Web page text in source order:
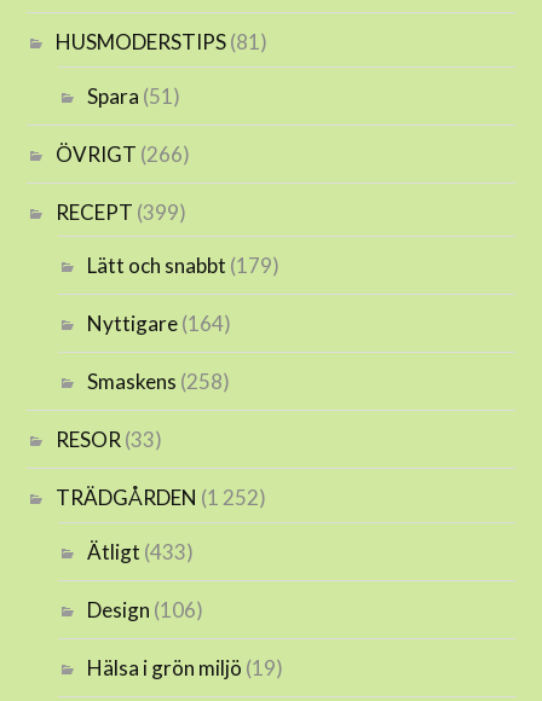
HUSMODERSTIPS(81)
Spara (51)
ÖVRIGT (266)
RECEPT (399)
Lätt och snabbt (179)
Nyttigare(164)
Smaskens (258)
RESOR(33)
TRÄDGÅRDEN (1 252)
Ätligt (433)
Design (106)
Hälsa i grön miljö (19)